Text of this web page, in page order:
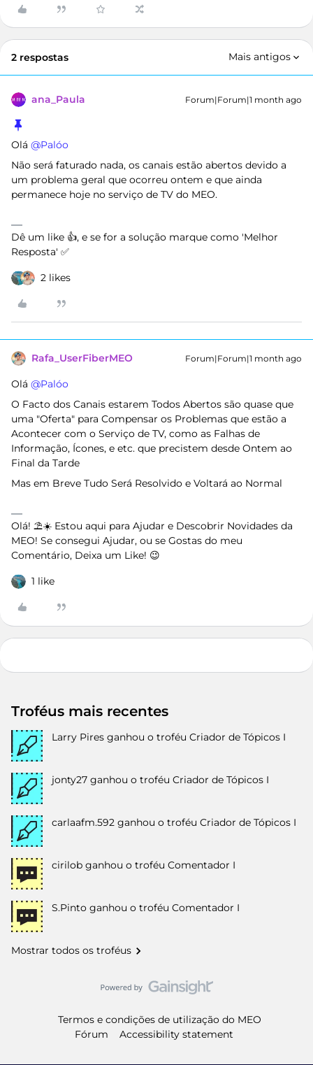
2 respostas Mais antigos
ana_Paula Forum|Forum|1 month ago
Olá ​ @Palóo
Não será faturado nada, os canais estão abertos devido a
um problema geral que ocorreu ontem e que ainda
permanece hoje no serviço de TV do MEO.
Dê um like 👍, e se for a solução marque como 'Melhor
Resposta' ✅
2 likes
Rafa_UserFiberMEO Forum|Forum|1 month ago
Olá ​ @Palóo
O Facto dos Canais estarem Todos Abertos são quase que
uma "Oferta" para Compensar os Problemas que estão a
Acontecer com o Serviço de TV, como as Falhas de
Informação, Ícones, e etc. que precistem desde Ontem ao
Final da Tarde
Mas em Breve Tudo Será Resolvido e Voltará ao Normal
Olá! ⛱️☀️ Estou aqui para Ajudar e Descobrir Novidades da
MEO! Se consegui Ajudar, ou se Gostas do meu
Comentário, Deixa um Like! 😉
1 like
Troféus mais recentes
Larry Pires ganhou o troféu Criador de Tópicos I
jonty27 ganhou o troféu Criador de Tópicos I
carlaafm.592 ganhou o troféu Criador de Tópicos I
cirilob ganhou o troféu Comentador I
S.Pinto ganhou o troféu Comentador I
Mostrar todos os troféus
Termos e condições de utilização do MEO
Fórum
Accessibility statement